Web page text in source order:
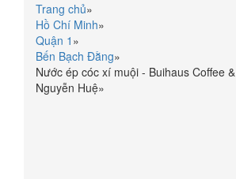
Trang chủ»
Hồ Chí Minh»
Quận 1 »
Bến Bạch Đằng»
Nước ép cóc xí muội - Buihaus Coffee
Nguyễn Huệ»